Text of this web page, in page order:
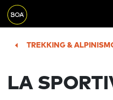
Skip to main content
Begin main content
TREKKING &
LA